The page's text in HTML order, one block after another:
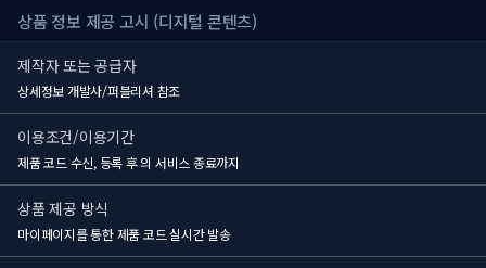
상품 정보 제공 고시 (디지털 콘텐츠)
제작자 또는 공급자
상세정보 개발사/퍼블리셔 참조
이용조건/이용기간
제품 코드 수신, 등록 후의 서비스 종료까지
상품 제공 방식
마이페이지를 통한 제품 코드 실시간 발송